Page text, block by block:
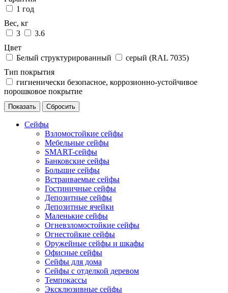
1 год
Вес, кг
3
3.6
Цвет
Белый структурированный
серый (RAL 7035)
Тип покрытия
гигиенически безопасное, коррозионно-устойчивое
порошковое покрытие
Сейфы
Взломостойкие сейфы
Мебельные сейфы
SMART-сейфы
Банковские сейфы
Большие сейфы
Встраиваемые сейфы
Гостиничные сейфы
Депозитные сейфы
Депозитные ячейки
Маленькие сейфы
Огневзломостойкие сейфы
Огнестойкие сейфы
Оружейные сейфы и шкафы
Офисные сейфы
Сейфы для дома
Сейфы с отделкой деревом
Темпокассы
Эксклюзивные сейфы